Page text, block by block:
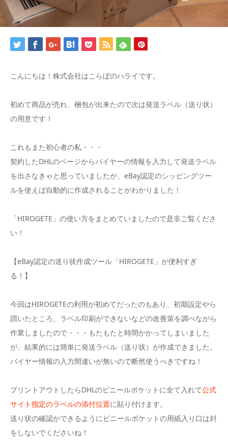
こんにちは！株式会社はこらぼのハライです。
初めて商品が売れ、梱包が出来たので次は発送ラベル（送り状）
の用意です！
これもまた初心者の私・・・
契約したDHLのページからバイヤーの情報を入力して発送ラベル
を出さなきゃと思っていましたが、eBay認定のシッピングツー
ルを使えば自動的に作成されることがわかりました！
「HIROGETE」の使い方をまとめていましたので是非ご覧くださ
い！
【eBay認定の送り状作成ツール「HIROGETE」が便利すぎ
る！】
今回はHIROGETEの利用が初めてだったのもあり、初期設定やら
躓いたところ、ラベル印刷ができないなどの改善策を調べながら
作業しましたので・・・もたもたと時間かかってしまいました
が、結果的には簡単に発送ラベル（送り状）が作成できました。
バイヤー情報の入力間違いが無いので断然使うべきですね！
プリントアウトしたらDHLのビニールポケットに全て入れて公式
サイト指定のラベルの添付位置に貼り付けます。
送り状の確認ができるようにビニールポケットの用紙入り口は封
をしないでくださいね！